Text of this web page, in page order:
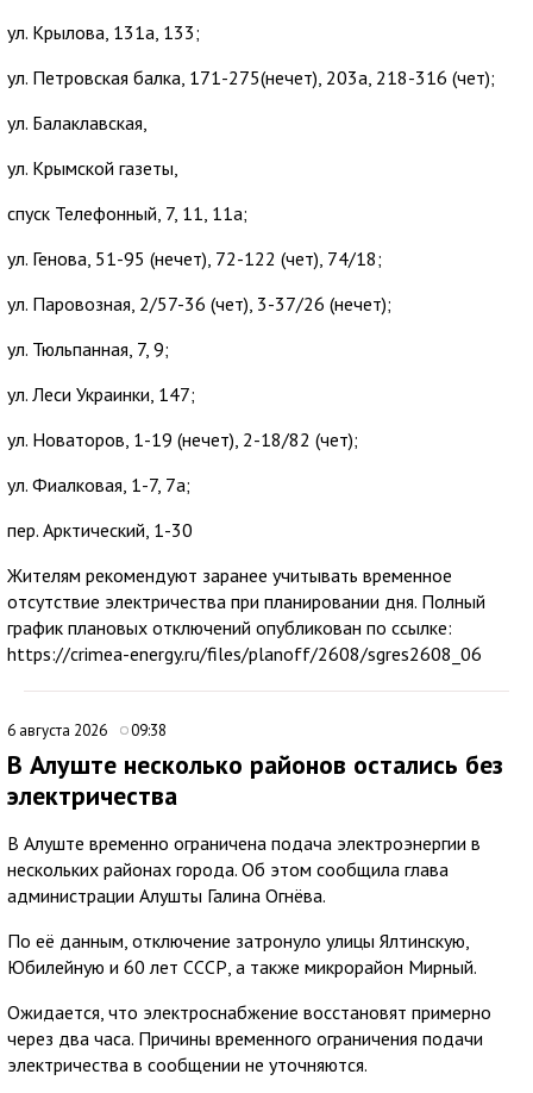
ул. Крылова, 131а, 133;
ул. Петровская балка, 171-275(нечет), 203а, 218-316 (чет);
ул. Балаклавская,
ул. Крымской газеты,
спуск Телефонный, 7, 11, 11а;
ул. Генова, 51-95 (нечет), 72-122 (чет), 74/18;
ул. Паровозная, 2/57-36 (чет), 3-37/26 (нечет);
ул. Тюльпанная, 7, 9;
ул. Леси Украинки, 147;
ул. Новаторов, 1-19 (нечет), 2-18/82 (чет);
ул. Фиалковая, 1-7, 7а;
пер. Арктический, 1-30
Жителям рекомендуют заранее учитывать временное
отсутствие электричества при планировании дня. Полный
график плановых отключений опубликован по ссылке:
https://crimea-energy.ru/files/planoff/2608/sgres2608_06
6 августа 2026 09:38
В Алуште несколько районов остались без
электричества
В Алуште временно ограничена подача электроэнергии в
нескольких районах города. Об этом сообщила глава
администрации Алушты Галина Огнёва.
По её данным, отключение затронуло улицы Ялтинскую,
Юбилейную и 60 лет СССР, а также микрорайон Мирный.
Ожидается, что электроснабжение восстановят примерно
через два часа. Причины временного ограничения подачи
электричества в сообщении не уточняются.